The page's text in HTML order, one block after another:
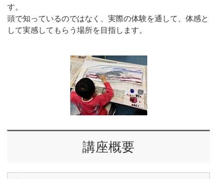
す。
頭で知っているのではなく、実際の体験を通して、体感と
して実感してもらう場所を目指します。
講座概要